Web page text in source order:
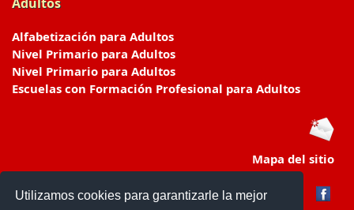
Utilizamos cookies para garantizarle la mejor
Alfabetización para Adultos
Nivel Primario para Adultos
Nivel Primario para Adultos
Escuelas con Formación Profesional para Adultos
Mapa del sitio